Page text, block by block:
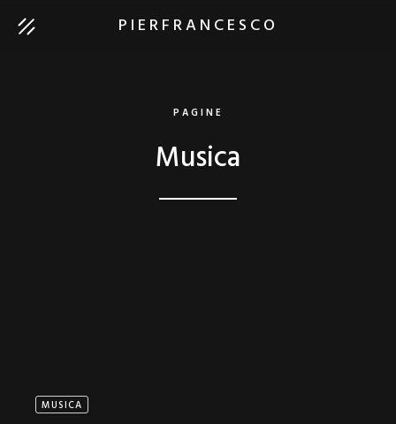
PIERFRANCESCO
PAGINE
Musica
MUSICA